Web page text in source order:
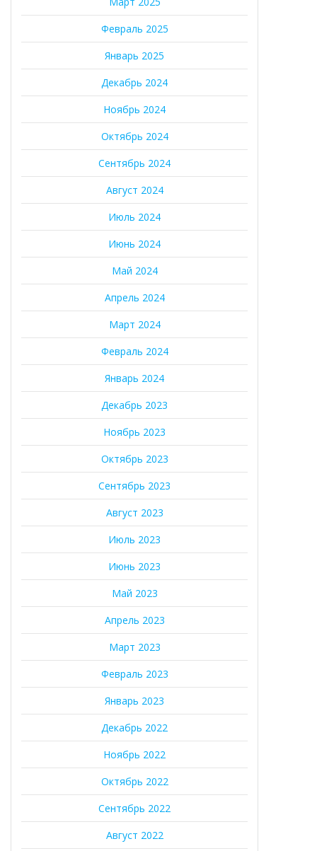
Февраль 2025
Январь 2025
Декабрь 2024
Ноябрь 2024
Октябрь 2024
Сентябрь 2024
Август 2024
Июль 2024
Июнь 2024
Май 2024
Апрель 2024
Март 2024
Февраль 2024
Январь 2024
Декабрь 2023
Ноябрь 2023
Октябрь 2023
Сентябрь 2023
Август 2023
Июль 2023
Июнь 2023
Май 2023
Апрель 2023
Март 2023
Февраль 2023
Январь 2023
Декабрь 2022
Ноябрь 2022
Октябрь 2022
Сентябрь 2022
Август 2022